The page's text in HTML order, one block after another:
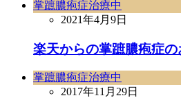
掌蹠膿疱症治療中
2021年4月9日
楽天からの掌蹠膿疱症の
掌蹠膿疱症治療中
2017年11月29日